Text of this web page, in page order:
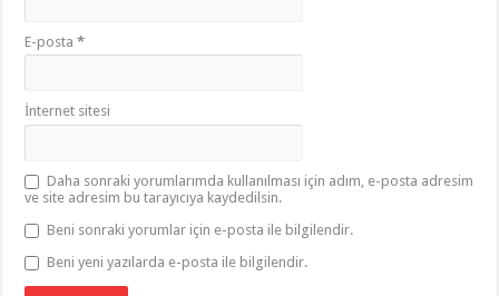
E-posta*
İnternet sitesi
Daha sonraki yorumlarımda kullanılması için adım, e-posta adresim
ve site adresim bu tarayıcıya kaydedilsin.
Beni sonraki yorumlar için e-posta ile bilgilendir.
Beni yeni yazılarda e-posta ile bilgilendir.